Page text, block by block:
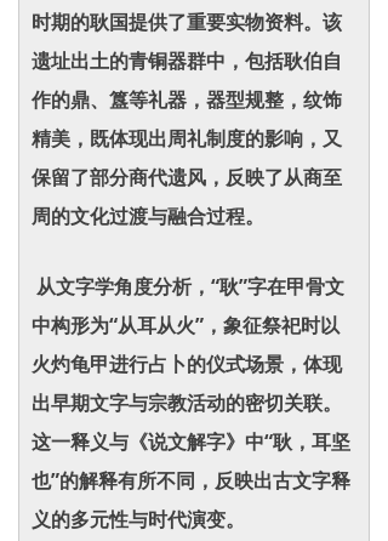
时期的耿国提供了重要实物资料。该
遗址出土的青铜器群中，包括耿伯自
作的鼎、簋等礼器，器型规整，纹饰
精美，既体现出周礼制度的影响，又
保留了部分商代遗风，反映了从商至
周的文化过渡与融合过程。
从文字学角度分析，“耿”字在甲骨文
中构形为“从耳从火”，象征祭祀时以
火灼龟甲进行占卜的仪式场景，体现
出早期文字与宗教活动的密切关联。
这一释义与《说文解字》中“耿，耳坚
也”的解释有所不同，反映出古文字释
义的多元性与时代演变。